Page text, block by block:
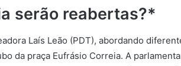
serão reabertas?*
Laís Leão (PDT), abordando
da praça Eufrásio Correia. A